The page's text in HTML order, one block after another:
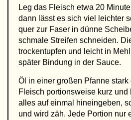
Leg das Fleisch etwa 20
dann lässt es sich viel leichter
quer zur Faser in dünne
schmale Streifen schneiden.
trockentupfen und leicht in
später Bindung in der Sauce.
Öl in einer großen Pfanne
Fleisch portionsweise kurz
alles auf einmal hineingeben,
und wird zäh. Jede Portion nur